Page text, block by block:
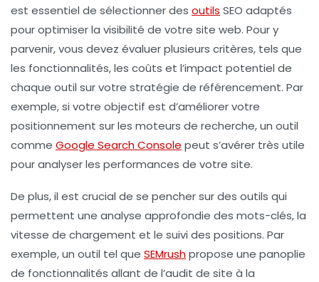
est essentiel de sélectionner des outils SEO adaptés
pour optimiser la visibilité de votre site web. Pour y
parvenir, vous devez évaluer plusieurs critères, tels que
les fonctionnalités, les coûts et l’impact potentiel de
chaque outil sur votre stratégie de référencement. Par
exemple, si votre objectif est d’améliorer votre
positionnement sur les moteurs de recherche, un outil
comme Google Search Console peut s’avérer très utile
pour analyser les performances de votre site.
De plus, il est crucial de se pencher sur des outils qui
permettent une analyse approfondie des mots-clés, la
vitesse de chargement et le suivi des positions. Par
exemple, un outil tel que SEMrushpropose une panoplie
de fonctionnalités allant de l’audit de site à la